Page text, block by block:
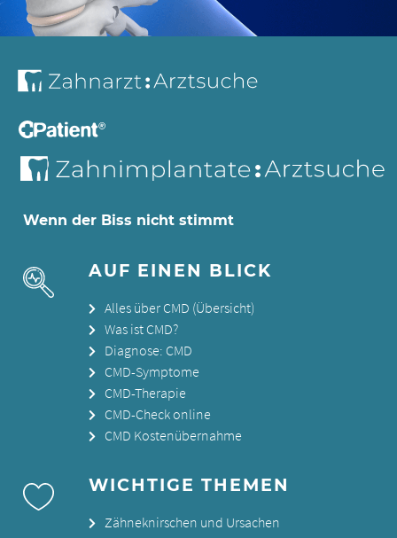
Wenn der Biss nicht stimmt
AUF EINEN BLICK
Alles über CMD (Übersicht)
Was ist CMD?
Diagnose: CMD
CMD-Symptome
CMD-Therapie
CMD-Check online
CMD Kostenübernahme
WICHTIGE THEMEN
Zähneknirschen und Ursachen